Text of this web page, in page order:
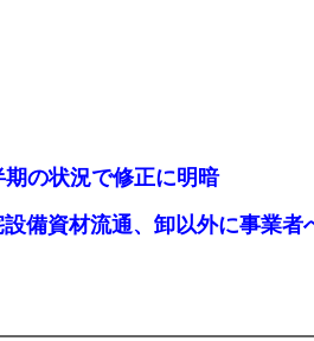
の状況で修正に明暗
備資材流通、卸以外に事業者